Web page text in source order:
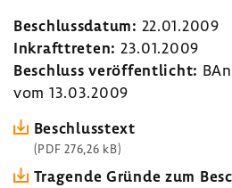
Beschluss­datum: 22.01.2009
Inkraft­treten: 23.01.2009
Beschluss veröf­fent­licht:
vom 13.03.2009
Beschluss­text
(PDF 276,26 kB)
Tragende Gründe zum